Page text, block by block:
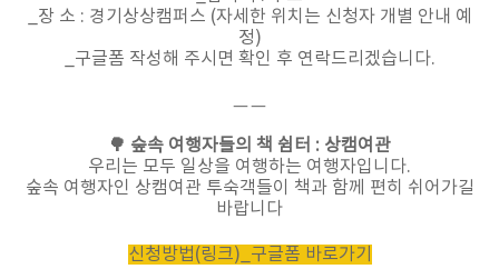
_장 소 : 경기상상캠퍼스 (자세한 위치는 신청자 개별 안내 예
정)
_구글폼 작성해 주시면 확인 후 연락드리겠습니다.
ㅡㅡ
🌳 숲속 여행자들의 책 쉼터 : 상캠여관
우리는 모두 일상을 여행하는 여행자입니다.
숲속 여행자인 상캠여관 투숙객들이 책과 함께 편히 쉬어가길
바랍니다
신청방법(링크)_구글폼 바로가기